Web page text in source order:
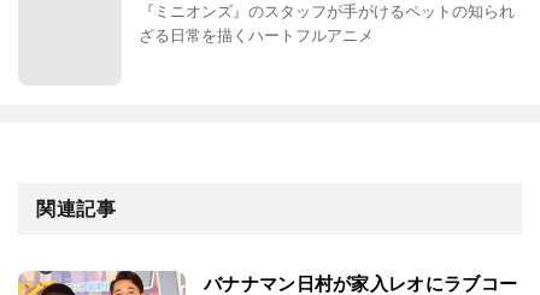
『ミニオンズ』のスタッフが手がけるペットの知られ
ざる日常を描くハートフルアニメ
関連記事
バナナマン日村が家入レオにラブコー